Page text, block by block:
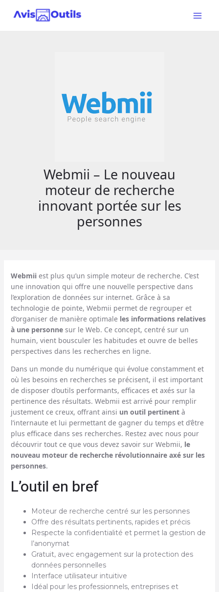
Main
Webmii – Le nouveau
moteur de recherche
innovant portée sur les
personnes
Webmiiest plus qu’un simple moteur de recherche. C’est
une innovation qui offre une nouvelle perspective dans
l’exploration de données sur internet. Grâce à sa
technologie de pointe, Webmii permet de regrouper et
d’organiser de manière optimaleles informations relatives
à une personnesur le Web. Ce concept, centré sur un
humain, vient bousculer les habitudes et ouvre de belles
perspectives dans les recherches en ligne.
Dans un monde du numérique qui évolue constamment et
où les besoins en recherches se précisent, il est important
de disposer d’outils performants, efficaces et axés sur la
pertinence des résultats. Webmii est arrivé pour remplir
justement ce creux, offrant ainsi un outil pertinentà
l’internaute et lui permettant de gagner du temps et d’être
plus efficace dans ses recherches. Restez avec nous pour
découvrir tout ce que vous devez savoir sur Webmii, le
nouveau moteur de recherche révolutionnaire axé sur les
personnes.
L’outil en bref
Moteur de recherche centré sur les personnes
Offre des résultats pertinents, rapides et précis
Respecte la confidentialité et permet la gestion de
l’anonymat
Gratuit, avec engagement sur la protection des
données personnelles
Interface utilisateur intuitive
Idéal pour les professionnels, entreprises et